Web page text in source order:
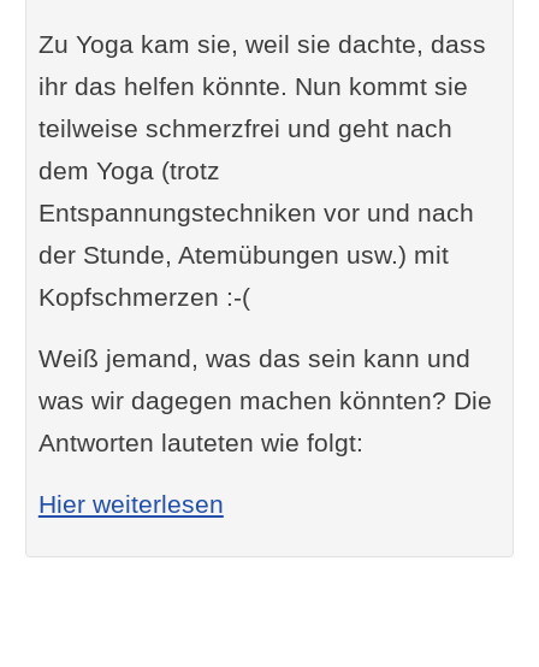
Zu Yoga kam sie, weil sie dachte, dass
ihr das helfen könnte. Nun kommt sie
teilweise schmerzfrei und geht nach
dem Yoga (trotz
Entspannungstechniken vor und nach
der Stunde, Atemübungen usw.) mit
Kopfschmerzen :-(
Weiß jemand, was das sein kann und
was wir dagegen machen könnten? Die
Antworten lauteten wie folgt:
Hier weiterlesen: Kopfschmerzen / Migräne